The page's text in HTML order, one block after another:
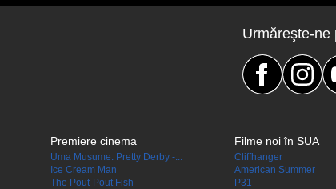
Urmăreşte-ne
Premiere cinema
Uma Musume: Pretty Derby -...
Ice Cream Man
The Pout-Pout Fish
Filme noi în SUA
Cliffhanger
American Summer
P31